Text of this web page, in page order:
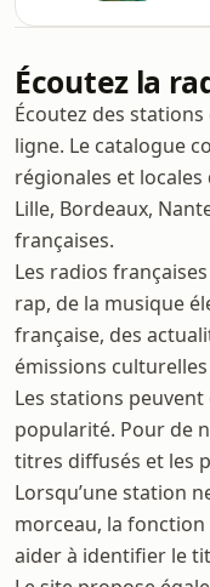
Écoutez la
Écoutez des
ligne. Le catalogue
régionales et locales
Lille, Bordeaux,
françaises.
Les radios
rap, de la musique
française, des
émissions
Les stations
popularité. Pour de
titres diffusés et les
Lorsqu’une station
morceau, la
aider à identifier le